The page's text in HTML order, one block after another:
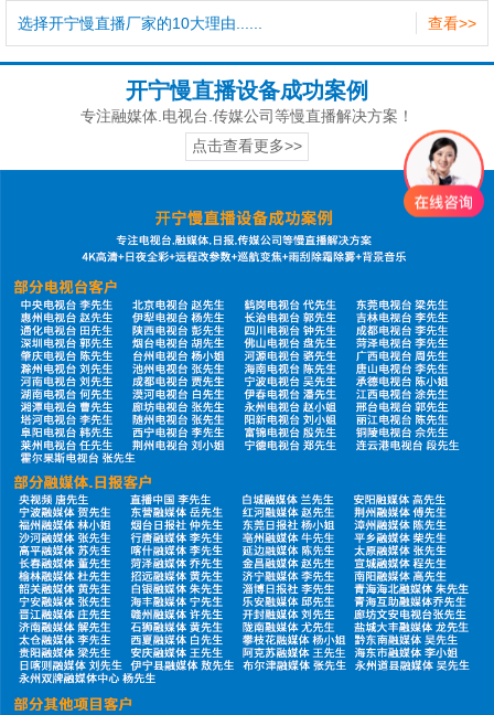
查看>>
选择开宁慢直播厂家的10大理由......
开宁慢直播设备成功案例
专注融媒体.电视台.传媒公司等慢直播解决方案！
点击查看更多>>